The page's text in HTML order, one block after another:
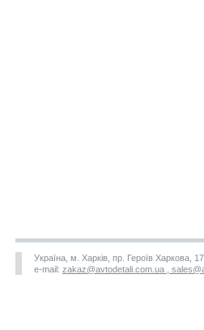
Україна, м. Харків, пр. Героїв Харкова,
e-mail: zakaz@avtodetali.com.ua ,